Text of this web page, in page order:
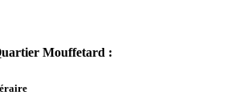
Mouffetard :